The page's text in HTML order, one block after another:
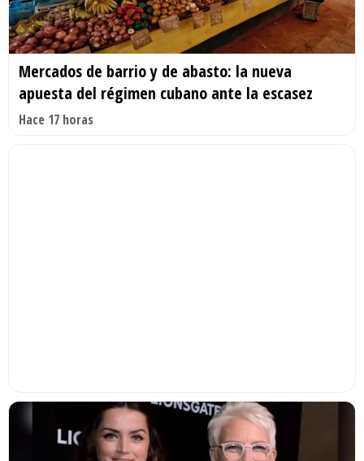
Mercados de barrio y de abasto: la nueva
apuesta del régimen cubano ante la escasez
Hace 17 horas